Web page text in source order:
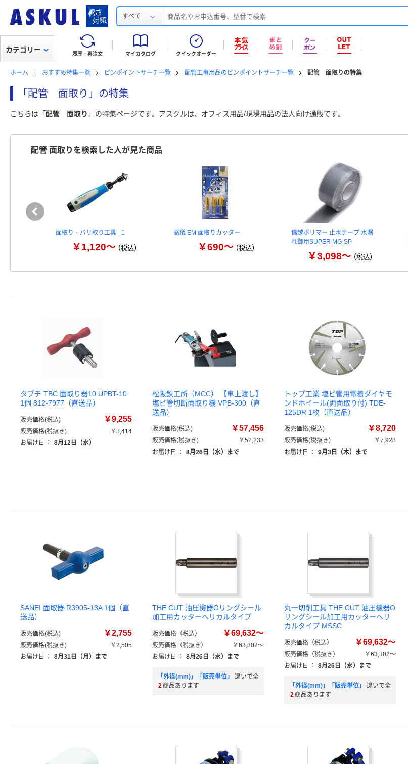
すべて
履歴・再注文 マイカタログ クイックオーダー
カテゴリー
ホーム おすすめ特集一覧 ピンポイントサーチ一覧 配管工事用品のピンポイントサーチ一覧 配管 面取りの特集
「配管 面取り」の特集
こちらは「配管 面取り 」の特集ページです。アスクルは、オフィス用品/現場用品の法人向け通販です。
配管 面取りを検索した人が見た商品
面取り・バリ取り工具 _1
￥1,120～（税込）
高儀 EM 面取りカッター
￥690～（税込）
信越ポリマー 止水テープ 水漏
れ御用SUPER MG-SP
￥3,098～（税込）
タブチ TBC 面取り器10 UPBT-10
1個 812-7977（直送品）
販売価格(税込) ￥9,255
販売価格(税抜き)
￥8,414
お届け日
： 8月12日（水）
松阪鉄工所（MCC） 【車上渡し】
塩ビ管切断面取り機 VPB-300（直
送品）
販売価格(税込) ￥57,456
販売価格(税抜き)
￥52,233
お届け日
： 8月26日（水）まで
トップ工業 塩ビ管用電着ダイヤモ
ンドホイール(両面取り付) TDE-
125DR 1枚（直送品）
販売価格(税込) ￥8,720
販売価格(税抜き)
￥7,928
お届け日
： 9月3日（木）まで
SANEI 面取器 R3905-13A 1個（直
送品）
販売価格(税込) ￥2,755
販売価格(税抜き)
￥2,505
お届け日
： 8月31日（月）まで
THE CUT 油圧機器Oリングシール
加工用カッターヘリカルタイプ
販売価格（税込） ￥69,632～
販売価格（税抜き）
￥63,302～
お届け日
： 8月26日（水）まで
「外径(mm)」「販売単位」
違いで全
2 商品あります
丸一切削工具 THE CUT 油圧機器O
リングシール加工用カッターヘリ
カルタイプ MSSC
販売価格（税込） ￥69,632～
販売価格（税抜き）
￥63,302～
お届け日
： 8月26日（水）まで
「外径(mm)」「販売単位」
違いで全
2 商品あります